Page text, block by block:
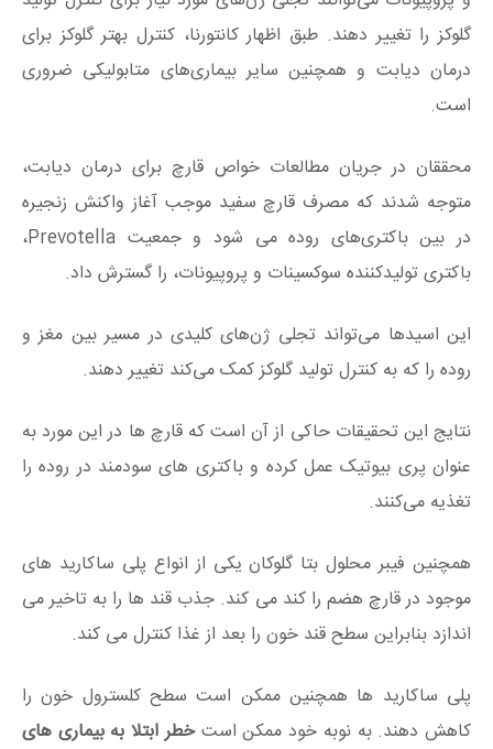
گلوکز را تغییر دهند. طبق اظهار کانتورنا، کنترل بهتر گلوکز برای
درمان دیابت و همچنین سایر بیماری‌های متابولیکی ضروری
است.
محققان در جریان مطالعات خواص قارچ برای درمان دیابت،
متوجه شدند که مصرف قارچ سفید موجب آغاز واکنش زنجیره
در بین باکتری‌های روده می شود و جمعیت Prevotella،
باکتری تولیدکننده سوکسینات و پروپیونات، را گسترش داد.
این اسیدها می‌تواند تجلی ژن‌های کلیدی در مسیر بین مغز و
روده را که به کنترل تولید گلوکز کمک می‌کند تغییر دهند.
نتایج این تحقیقات حاکی از آن است که قارچ‌ ها در این مورد به‌
عنوان پری بیوتیک عمل کرده و باکتری‌ های سودمند در روده را
تغذیه می‌کنند.
همچنین فیبر محلول بتا گلوکان یکی از انواع پلی ساکارید های
موجود در قارچ هضم را کند می کند. جذب قند ها را به تاخیر می
اندازد بنابراین سطح قند خون را بعد از غذا کنترل می کند.
پلی ساکارید ها همچنین ممکن است سطح کلسترول خون را
کاهش دهند. به نوبه خود ممکن استخطر ابتلا به بیماری های